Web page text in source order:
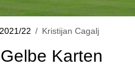
2021/22 Kristijan Cagalj
Karten